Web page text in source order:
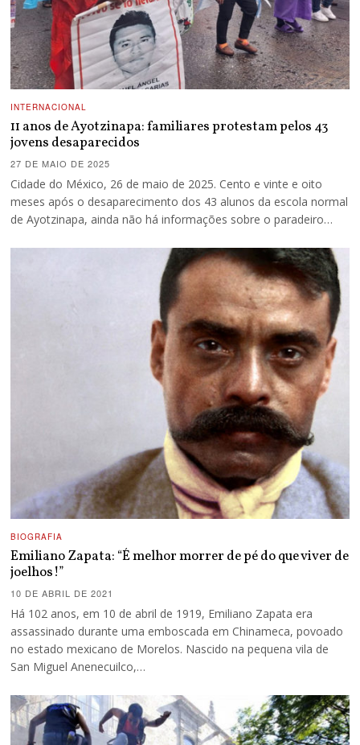
INTERNACIONAL
11 anos de Ayotzinapa: familiares protestam pelos 43
jovens desaparecidos
27 DE MAIO DE 2025
Cidade do México, 26 de maio de 2025. Cento e vinte e oito
meses após o desaparecimento dos 43 alunos da escola normal
de Ayotzinapa, ainda não há informações sobre o paradeiro…
BIOGRAFIA
Emiliano Zapata: “É melhor morrer de pé do que viver de
joelhos!”
10 DE ABRIL DE 2021
Há 102 anos, em 10 de abril de 1919, Emiliano Zapata era
assassinado durante uma emboscada em Chinameca, povoado
no estado mexicano de Morelos. Nascido na pequena vila de
San Miguel Anenecuilco,…